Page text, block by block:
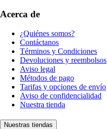
Acerca de
¿Quiénes somos?
Contáctanos
Términos y Condiciones
Devoluciones y reembolsos
Aviso legal
Métodos de pago
Tarifas y opciones de envío
Aviso de confidencialidad
Nuestra tienda
Nuestras tiendas